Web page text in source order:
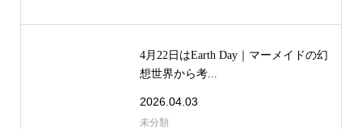
4月22日はEarth Day｜マーメイドの幻
想世界から考...
2026.04.03
未分類